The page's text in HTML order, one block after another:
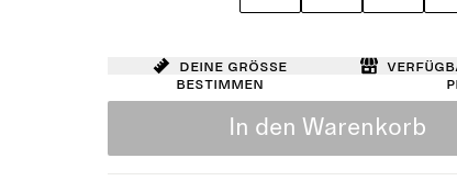
Deine Größe
bestimmen
In den Warenkorb